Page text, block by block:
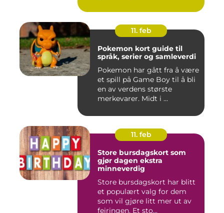
11. feb
Pokemon kort guide til
språk, serier og samleverdi
Pokemon har gått fra å være
et spill på Game Boy til å bli
en av verdens største
merkevarer. Midt i ...
11. feb
Store bursdagskort som
gjør dagen ekstra
minneverdig
Store bursdagskort har blitt
et populært valg for dem
som vil gjøre litt mer ut av
feiringen. Et sto...